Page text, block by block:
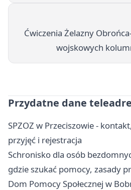
Ćwiczenia Żelazny
wojskowych
Przydatne dane
SPZOZ w Przeciszowie -
przyjęć i rejestracja
Schronisko dla osób
gdzie szukać pomocy, zasady
Dom Pomocy Społecznej w